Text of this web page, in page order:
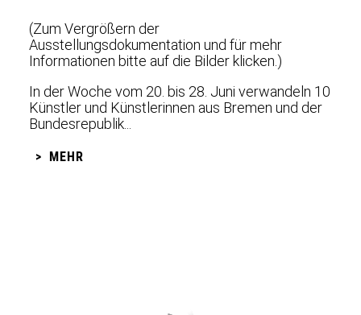
(Zum Vergrößern der
Ausstellungsdokumentation und für mehr
Informationen bitte auf die Bilder klicken.)
In der Woche vom 20. bis 28. Juni verwandeln 10
Künstler und Künstlerinnen aus Bremen und der
Bundesrepublik...
MEHR